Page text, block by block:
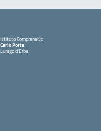
Istituto Comprensivo
Carlo Porta
Lurago d'Erba
— Visita la pagina iniziale della scuola